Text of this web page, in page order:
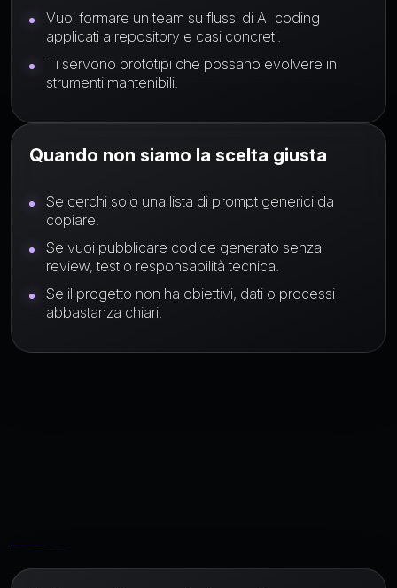
Vuoi formare un team su flussi di AI coding
applicati a repository e casi concreti.
Ti servono prototipi che possano evolvere in
strumenti mantenibili.
Quando non siamo la scelta giusta
Se cerchi solo una lista di prompt generici da
copiare.
Se vuoi pubblicare codice generato senza
review, test o responsabilità tecnica.
Se il progetto non ha obiettivi, dati o processi
abbastanza chiari.